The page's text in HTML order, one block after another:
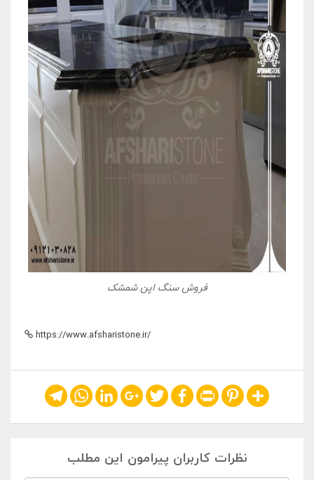
فروش سنگ اپن شمشک
https://www.afsharistone.ir/
Share
Pinterest
Print
Facebook
Twitter
Google+
LinkedIn
WhatsApp
Telegram
نظرات کاربران پیرامون این مطلب